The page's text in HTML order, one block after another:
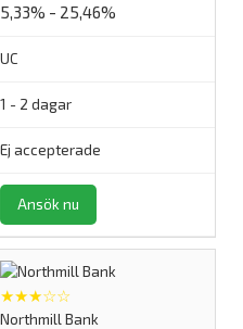
5,33% - 25,46%
UC
1 - 2 dagar
Ej accepterade
Ansök nu
★★★☆☆
Northmill Bank